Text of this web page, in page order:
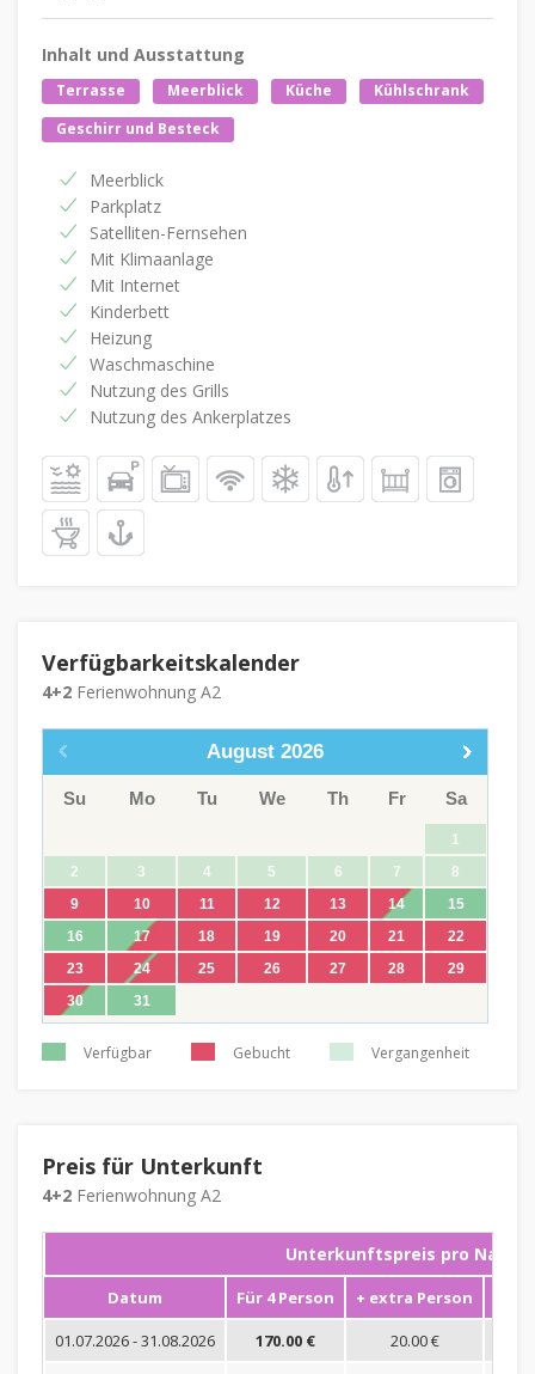
Inhalt und Ausstattung
Terrasse Meerblick Küche
Kühlschrank
Geschirr und Besteck
Meerblick
Parkplatz
Satelliten-Fernsehen
Mit Klimaanlage
Mit Internet
Kinderbett
Heizung
Waschmaschine
Nutzung des Grills
Nutzung des Ankerplatzes
Verfügbarkeitskalender
4+2 Ferienwohnung A2
August 2026
Su Mo Tu We Th Fr Sa
1
2
3 4 5 6 7
8
9
10 11 12 13 14
15
16
17 18 19 20 21
22
23
24 25 26 27 28
29
30
31
Verfügbar Gebucht Vergangenheit
Preis für Unterkunft
4+2 Ferienwohnung A2
Unterkunftspreis pro Nacht
Datum Für 4 Person + extra Person
01.07.2026 - 31.08.2026
170.00 €
20.00 €